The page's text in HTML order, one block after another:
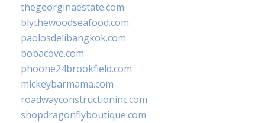
thegeorginaestate.com
blythewoodseafood.com
paolosdelibangkok.com
bobacove.com
phoone24brookfield.com
mickeybarmama.com
roadwayconstructioninc.com
shopdragonflyboutique.com